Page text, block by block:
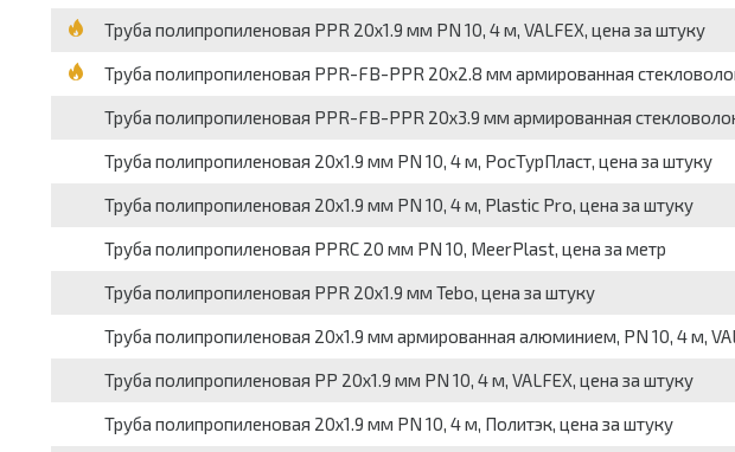
Труба полипропиленовая PPR 20х1.9 мм PN 10, 4 м, VALFEX, цена за штуку
Труба полипропиленовая PPR-FB-PPR 20х2.8 мм армированная
Труба полипропиленовая PPR-FB-PPR 20х3.9 мм армированная
Труба полипропиленовая 20х1.9 мм PN 10, 4 м, РосТурПласт, цена за штуку
Труба полипропиленовая 20х1.9 мм PN 10, 4 м, Plastic Pro, цена за штуку
Труба полипропиленовая PPRC 20 мм PN 10, MeerPlast, цена за метр
Труба полипропиленовая PPR 20х1.9 мм Tebo, цена за штуку
Труба полипропиленовая 20х1.9 мм армированная алюминием, PN 10, 4 м,
Труба полипропиленовая PP 20х1.9 мм PN 10, 4 м, VALFEX, цена за штуку
Труба полипропиленовая 20х1.9 мм PN 10, 4 м, Политэк, цена за штуку